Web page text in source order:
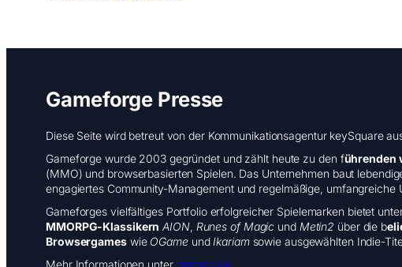
Gameforge Presse
Diese Seite wird betreut von der Kommunikationsagentur keySquare
Gameforge wurde 2003 gegründet und zählt heute zu den führenden
(MMO) und browserbasierten Spielen. Das Unternehmen baut
engagiertes Community-Management und regelmäßige, umfangreiche
Gameforges vielfältiges Portfolio erfolgreicher Spielemarken bietet
MMORPG-Klassikern AION, Runes of Magic und Metin2 über die b
Browsergameswie OGameundIkariamsowie ausgewählten Indie-
Mehr Informationen unter gameforge.